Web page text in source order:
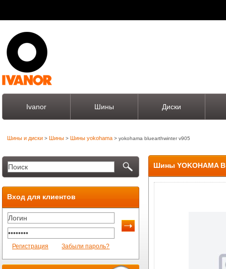
Ivanor Шины Диски
Шины и диски > Шины > Шины yokohama > yokohama bluearthwinter v905
Вход для клиентов
Регистрация Забыли пароль?
Шины YOKOHAMA